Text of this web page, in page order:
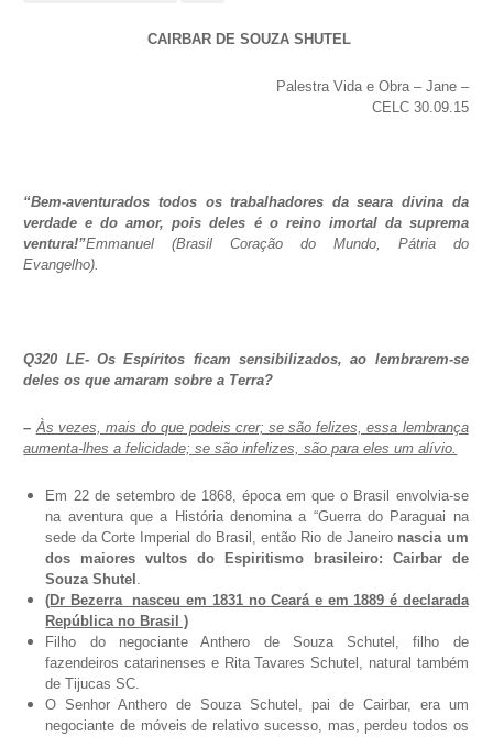
CAIRBAR DE SOUZA SHUTEL
Palestra Vida e Obra – Jane –
CELC 30.09.15
“Bem-aventurados todos os trabalhadores da seara divina da
verdade e do amor, pois deles é o reino imortal da suprema
ventura!”Emmanuel (Brasil Coração do Mundo, Pátria do
Evangelho).
Q320 LE- Os Espíritos ficam sensibilizados, ao lembrarem-se
deles os que amaram sobre a Terra?
–Às vezes, mais do que podeis crer; se são felizes, essa lembrança
aumenta-lhes a felicidade; se são infelizes, são para eles um alívio.
Em 22 de setembro de 1868, época em que o Brasil envolvia-se
na aventura que a História denomina a “Guerra do Paraguai na
sede da Corte Imperial do Brasil, então Rio de Janeiro nascia um
dos maiores vultos do Espiritismo brasileiro: Cairbar de
Souza Shutel .
(Dr Bezerra nasceu em 1831 no Ceará e em 1889 é declarada
República no Brasil )
Filho do negociante Anthero de Souza Schutel, filho de
fazendeiros catarinenses e Rita Tavares Schutel, natural também
de Tijucas SC.
O Senhor Anthero de Souza Schutel, pai de Cairbar, era um
negociante de móveis de relativo sucesso, mas, perdeu todos os